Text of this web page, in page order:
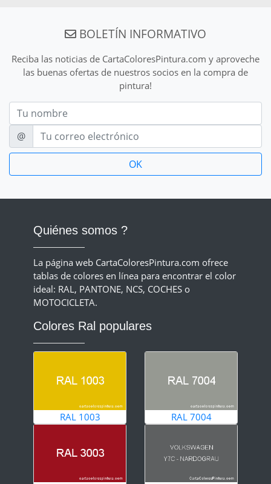
BOLETÍN INFORMATIVO
Reciba las noticias de CartaColoresPintura.com y aproveche
las buenas ofertas de nuestros socios en la compra de
pintura!
Nom
E-mail
@
Quiénes somos ?
La página web CartaColoresPintura.com ofrece
tablas de colores en línea para encontrar el color
ideal: RAL, PANTONE, NCS, COCHES o
MOTOCICLETA.
Colores Ral populares
RAL 1003 RAL 7004